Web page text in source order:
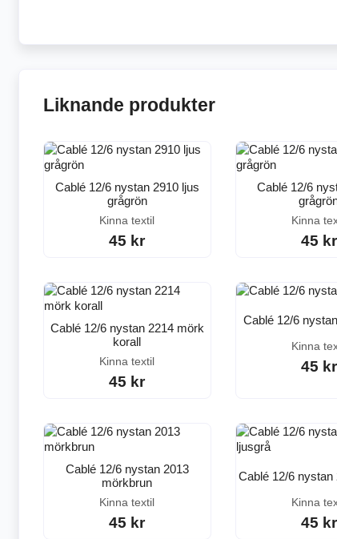
Liknande produkter
Cablé 12/6 nystan 2910 ljus
grågrön
Kinna textil
45 kr
Cablé 12/6
Kinna
45 kr
Cablé 12/6 nystan 2214 mörk
korall
Kinna textil
45 kr
Cablé 12/6
Kinna
45 kr
Cablé 12/6 nystan 2013
mörkbrun
Kinna textil
45 kr
Cablé 12/6 nystan
Kinna
45 kr